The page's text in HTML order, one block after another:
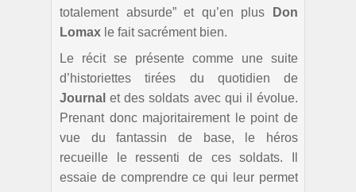
totalement absurde” et qu’en plus
Don
Lomax le fait sacrément bien.
Le récit se présente comme une suite
d’historiettes tirées du quotidien de
Journal et des soldats avec qui il évolue.
Prenant donc majoritairement le point de
vue du fantassin de base, le héros
recueille le ressenti de ces soldats. Il
essaie de comprendre ce qui leur permet